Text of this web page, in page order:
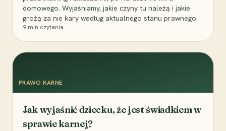
domowego. Wyjaśniamy, jakie czyny tu należą i jakie
grożą za nie kary według aktualnego stanu prawnego.
9 min czytania
PRAWO KARNE
Jak wyjaśnić dziecku, że jest świadkiem w
sprawie karnej?